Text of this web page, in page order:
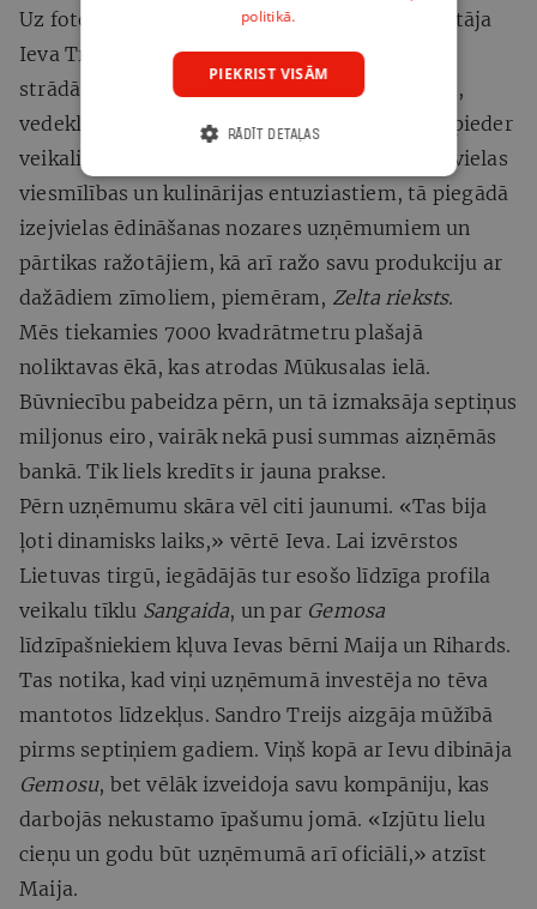
Uz fotografēšanos Gemossdibinātāja un vadītāja
Ieva Treija sapulcinājusi visu kuplo saimi, kas
strādā uzņēmumā: meitu Maiju, dēlu Rihardu,
vedeklu Maiju un znotu Kornelu. Kompānijai pieder
veikali, kas izplata inventāru, iekārtas un izejvielas
viesmīlības un kulinārijas entuziastiem, tā piegādā
izejvielas ēdināšanas nozares uzņēmumiem un
pārtikas ražotājiem, kā arī ražo savu produkciju ar
dažādiem zīmoliem, piemēram, Zelta rieksts.
Mēs tiekamies 7000 kvadrātmetru plašajā
noliktavas ēkā, kas atrodas Mūkusalas ielā.
Būvniecību pabeidza pērn, un tā izmaksāja septiņus
miljonus eiro, vairāk nekā pusi summas aizņēmās
bankā. Tik liels kredīts ir jauna prakse.
Pērn uzņēmumu skāra vēl citi jaunumi. «Tas bija
ļoti dinamisks laiks,» vērtē Ieva. Lai izvērstos
Lietuvas tirgū, iegādājās tur esošo līdzīga profila
veikalu tīklu Sangaida, un par Gemosa
līdzīpašniekiem kļuva Ievas bērni Maija un Rihards.
Tas notika, kad viņi uzņēmumā investēja no tēva
mantotos līdzekļus. Sandro Treijs aizgāja mūžībā
pirms septiņiem gadiem. Viņš kopā ar Ievu dibināja
Gemosu, bet vēlāk izveidoja savu kompāniju, kas
darbojās nekustamo īpašumu jomā. «Izjūtu lielu
cieņu un godu būt uzņēmumā arī oficiāli,» atzīst
Maija.
politikā.
PIEKRIST VISĀM
RĀDĪT DETAĻAS